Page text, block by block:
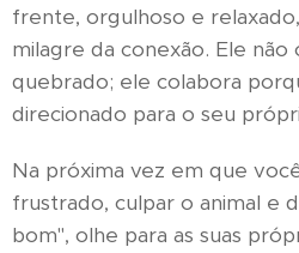
frente, orgulhoso e
milagre da conexão. Ele
quebrado; ele colabora
direcionado para o seu
Na próxima vez em que
frustrado, culpar o animal e
bom", olhe para as suas